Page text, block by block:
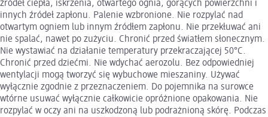
źródeł ciepła, iskrzenia, otwartego ognia, gorących powierzchni i
innych źródeł zapłonu. Palenie wzbronione. Nie rozpylać nad
otwartym ogniem lub innym źródłem zapłonu. Nie przekłuwać ani
nie spalać, nawet po zużyciu. Chronić przed światłem słonecznym.
Nie wystawiać na działanie temperatury przekraczającej 50°C.
Chronić przed dziećmi. Nie wdychać aerozolu. Bez odpowiedniej
wentylacji mogą tworzyć się wybuchowe mieszaniny. Używać
wyłącznie zgodnie z przeznaczeniem. Do pojemnika na surowce
wtórne usuwać wyłącznie całkowicie opróżnione opakowania. Nie
rozpylać w oczy ani na uszkodzoną lub podrażnioną skórę. Podczas